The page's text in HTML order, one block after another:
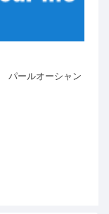
パールオーシャン